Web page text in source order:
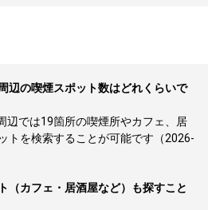
辺の喫煙スポット数はどれくらいで
辺では19箇所の喫煙所やカフェ、居
トを検索することが可能です（2026-
（カフェ・居酒屋など）も探すこと